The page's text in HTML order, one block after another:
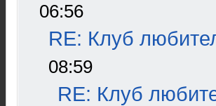
06:56
RE: Клуб
08:59
RE: Клуб